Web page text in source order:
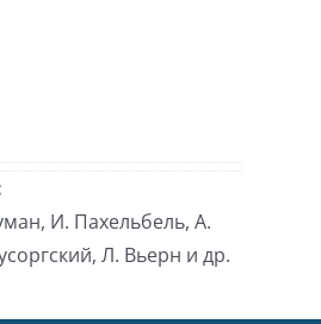
И. Пахельбель, А.
Л. Вьерн и др.